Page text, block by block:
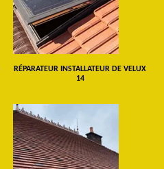
RÉPARATEUR INSTALLATEUR DE VELUX
14